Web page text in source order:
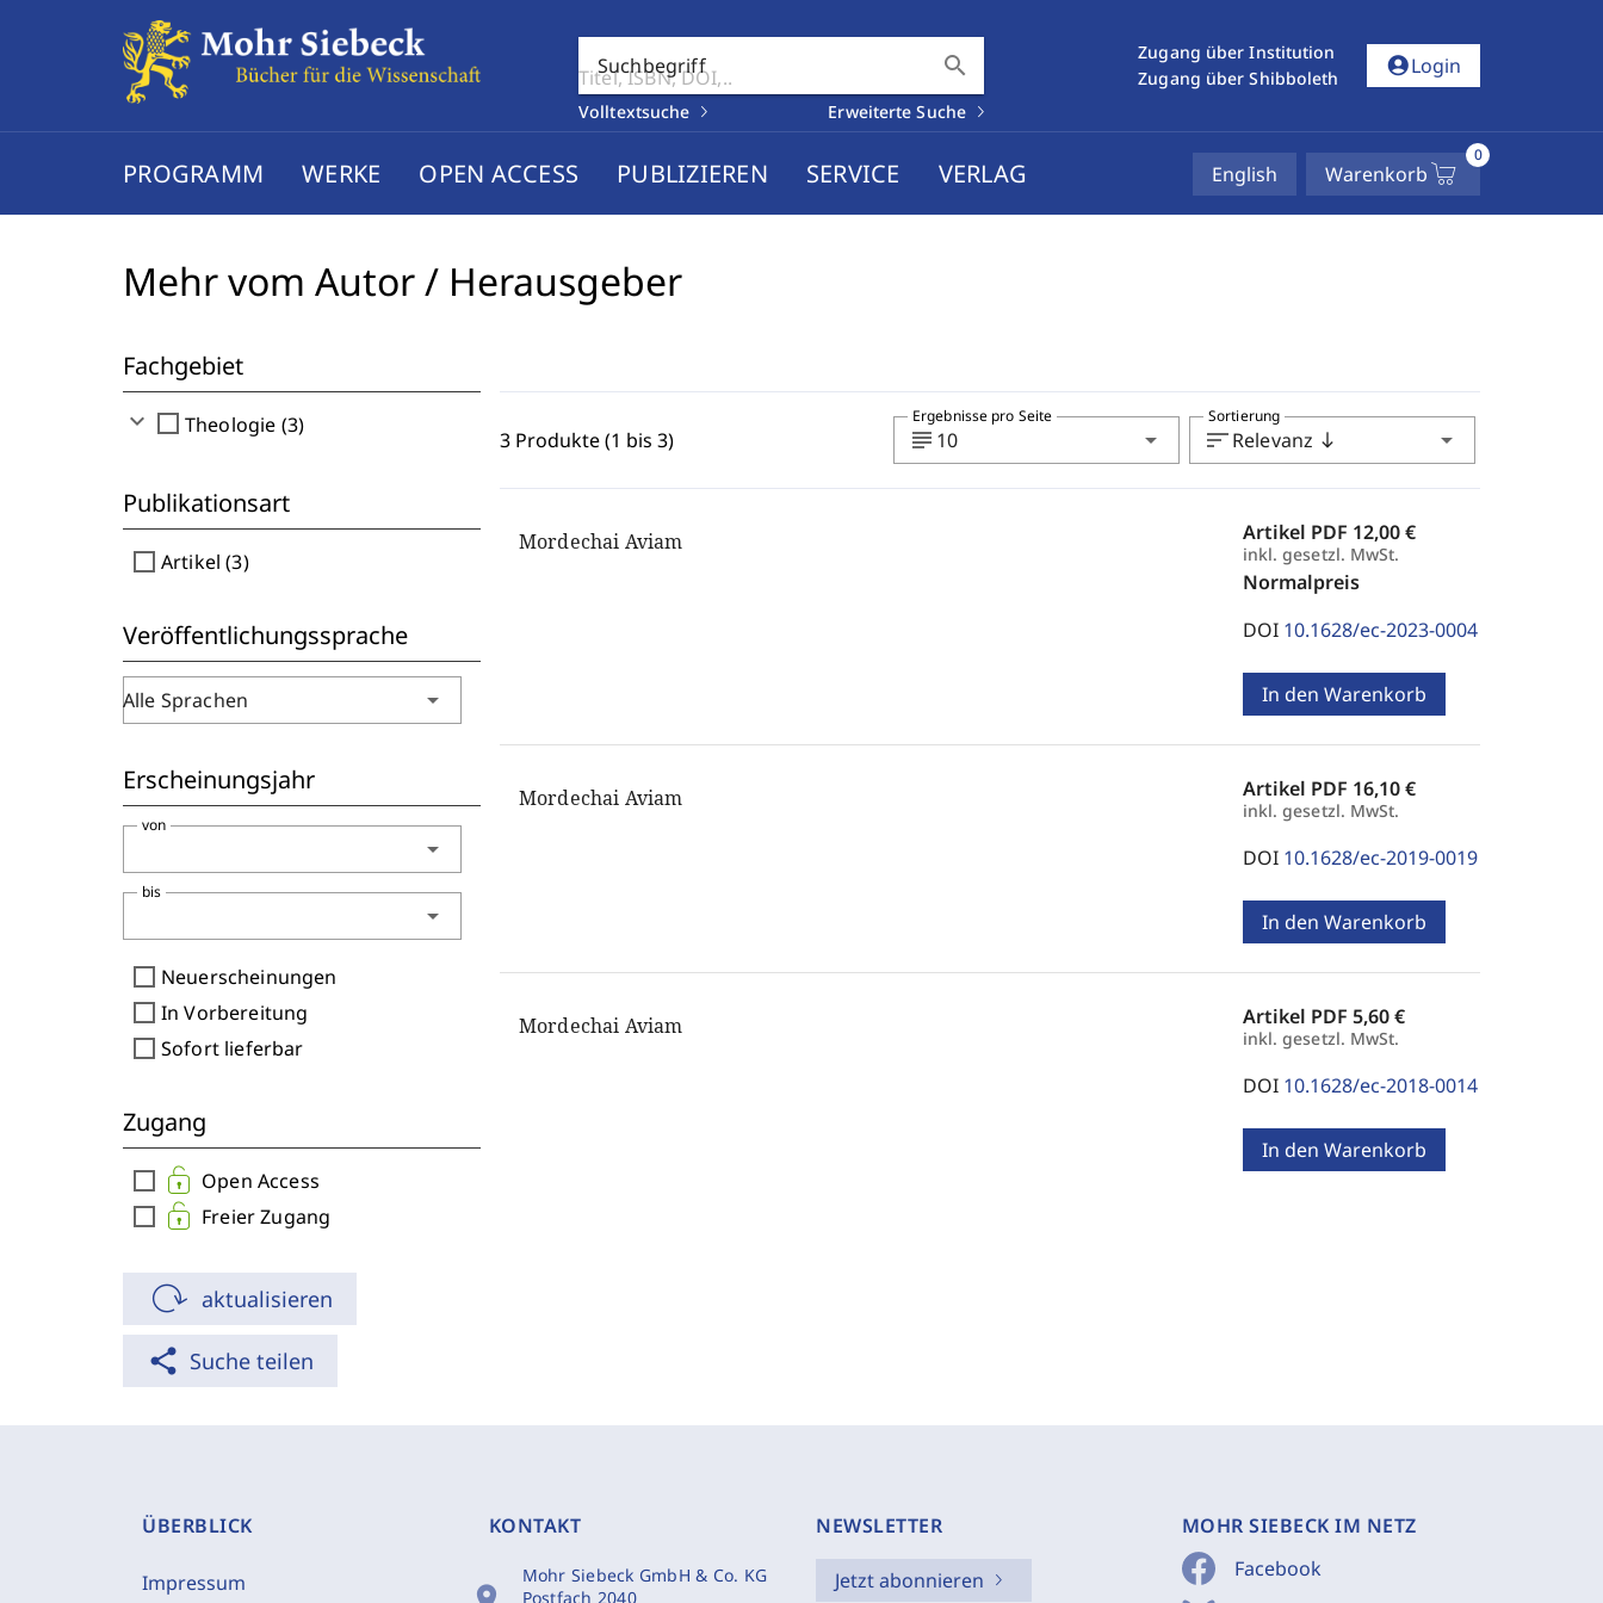
Suchbegriff search
Volltextsuche Erweiterte Suche
Zugang über Institution
Zugang über Shibboleth
account_circleLogin
PROGRAMM WERKE OPEN ACCESS PUBLIZIEREN SERVICE VERLAG English Warenkorb
0
Mehr vom Autor / Herausgeber
Fachgebiet
expand_more check_box_outline_blank Theologie (3)
Publikationsart
check_box_outline_blank Artikel (3)
Veröffentlichungssprache
Alle Sprachen arrow_drop_down
Erscheinungsjahr
arrow_drop_down
von
arrow_drop_down
bis
check_box_outline_blank Neuerscheinungen
check_box_outline_blank In Vorbereitung
check_box_outline_blank Sofort lieferbar
Zugang
check_box_outline_blank Open Access
check_box_outline_blank Freier Zugang
aktualisieren
share Suche teilen
3 Produkte (1 bis 3) subject 10 arrow_drop_down
Ergebnisse pro Seite
sortRelevanz south arrow_drop_down
Sortierung
Mordechai Aviam Artikel PDF 12,00 €
inkl. gesetzl. MwSt.
Normalpreis
DOI 10.1628/ec-2023-0004
In den Warenkorb
Mordechai Aviam Artikel PDF 16,10 €
inkl. gesetzl. MwSt.
DOI 10.1628/ec-2019-0019
In den Warenkorb
Mordechai Aviam Artikel PDF 5,60 €
inkl. gesetzl. MwSt.
DOI 10.1628/ec-2018-0014
In den Warenkorb
ÜBERBLICK
Impressum
KONTAKT
Mohr Siebeck GmbH & Co. KG
Postfach 2040
NEWSLETTER
Jetzt abonnieren
MOHR SIEBECK IM NETZ
Facebook